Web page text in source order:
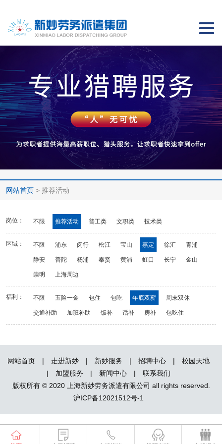
切
网站首页 > 推荐活动
岗位： 不限 推荐活动 普工类 文职类 技术类
区域： 不限 浦东 闵行 松江 宝山 嘉定 徐汇 青浦
静安 普陀 杨浦 奉贤 黄浦 虹口 长宁 金山
崇明 上海周边
福利： 不限 五险一金 包住 包吃 年底双薪 周末双休
交通补助 加班补助 饭补 话补 房补 包吃住
网站首页 | 走进新妙 | 新妙服务 | 招聘中心 |
校园天地
|
加盟服务 | 新闻中心 |
联系我们
版权所有 © 2020 上海新妙劳务派遣有限公司 all rights reserved.
沪ICP备12021512号-1